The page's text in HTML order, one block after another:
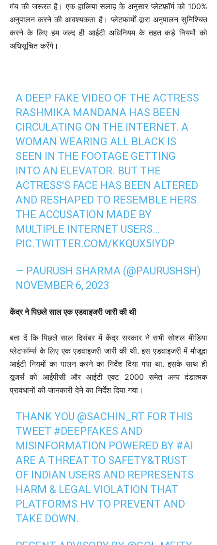
मंच की जरूरत है। एक हालिया सलाह के अनुसार प्लेटफ़ॉर्म को 100%
अनुपालन करने की आवश्यकता है। प्लेटफार्मों द्वारा अनुपालन सुनिश्चित
करने के लिए हम जल्द ही आईटी अधिनियम के तहत कड़े नियमों को
अधिसूचित करेंगे।
A DEEP FAKE VIDEO OF THE ACTRESS
RASHMIKA MANDANA HAS BEEN
CIRCULATING ON THE INTERNET. A
WOMAN WEARING ALL BLACK IS
SEEN IN THE FOOTAGE GETTING
INTO AN ELEVATOR. BUT THE
ACTRESS'S FACE HAS BEEN ALTERED
AND RESHAPED TO RESEMBLE HERS.
THE ACCUSATION MADE BY
MULTIPLE INTERNET USERS…
PIC.TWITTER.COM/KKQUX5IYDP
— PAURUSH SHARMA (@PAURUSHSH)
NOVEMBER 6, 2023
केंद्र ने पिछले साल एक एडवाइजरी जारी की थी
बता दें कि पिछले साल दिसंबर में केंद्र सरकार ने सभी सोशल मीडिया
प्लेटफॉर्म्स के लिए एक एडवाइजरी जारी की थी. इस एडवाइजरी में मौजूदा
आईटी नियमों का पालन करने का निर्देश दिया गया था. इसके साथ ही
यूजर्स को आईपीसी और आईटी एक्ट 2000 समेत अन्य दंडात्मक
प्रावधानों की जानकारी देने का निर्देश दिया गया।
THANK YOU @SACHIN_RT FOR THIS
TWEET #DEEPFAKES AND
MISINFORMATION POWERED BY #AI
ARE A THREAT TO SAFETY&TRUST
OF INDIAN USERS AND REPRESENTS
HARM & LEGAL VIOLATION THAT
PLATFORMS HV TO PREVENT AND
TAKE DOWN.